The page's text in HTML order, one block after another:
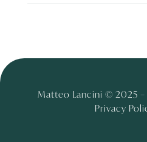
Matteo Lancini © 2025 –
Privacy